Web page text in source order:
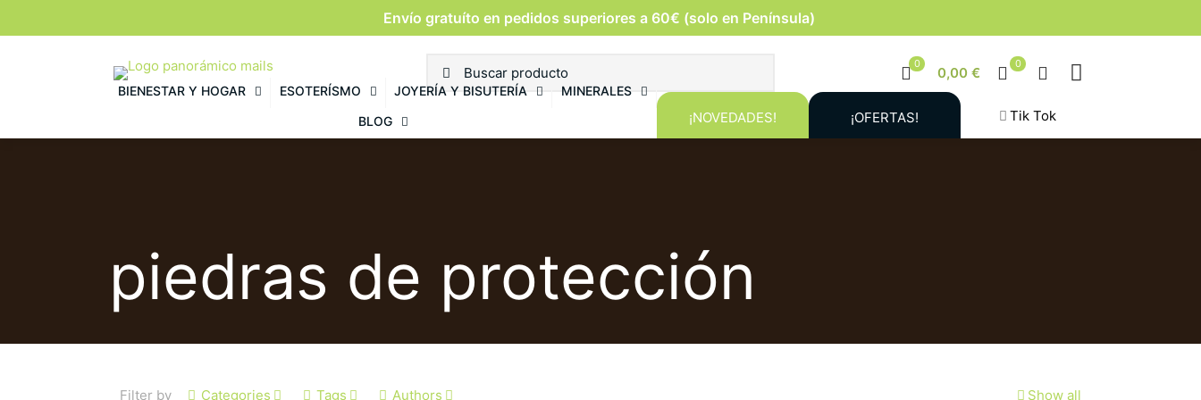
Envío gratuíto en pedidos superiores a 60€ (solo en Península)
0
0,00 €
0
BIENESTAR Y HOGAR ESOTERÍSMO JOYERÍA Y BISUTERÍA
MINERALES
BLOG
¡NOVEDADES! ¡OFERTAS! Tik Tok
piedras de protección
Filter by Categories Tags Authors Show all